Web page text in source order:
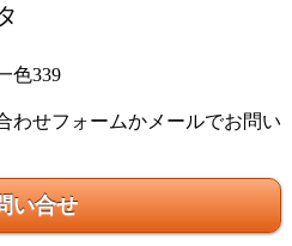
色339
わせフォームかメールでお問い
い合せ